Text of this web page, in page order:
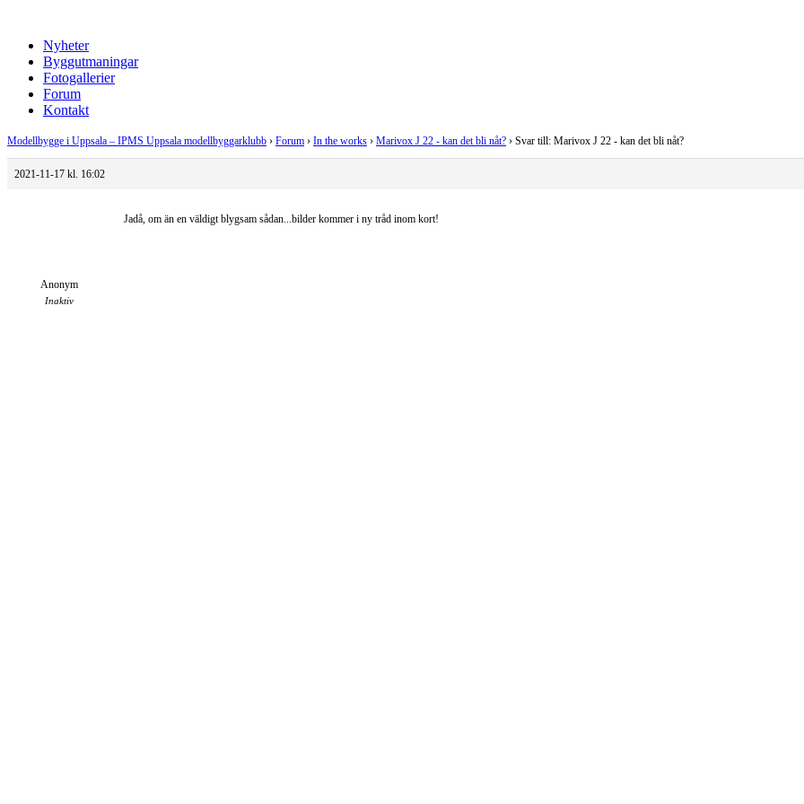
Nyheter
Byggutmaningar
Fotogallerier
Forum
Kontakt
Modellbygge i Uppsala – IPMS Uppsala modellbyggarklubb › Forum › In the works › Marivox J 22 - kan det bli nåt? › Svar till: Marivox J 22 - kan det bli nåt?
2021-11-17 kl. 16:02
Anonym
Inaktiv
Jadå, om än en väldigt blygsam sådan...bilder kommer i ny tråd inom kort!